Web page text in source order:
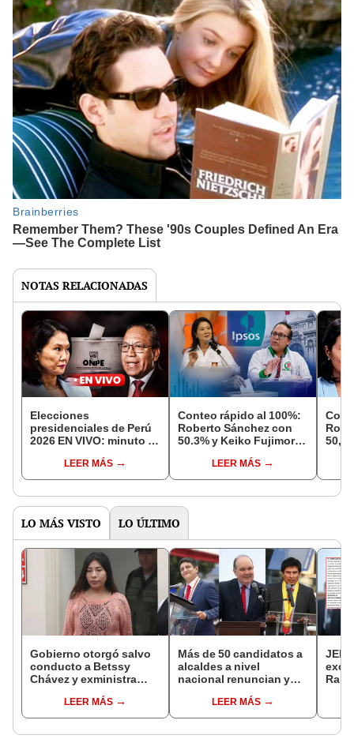
NOTAS RELACIONADAS
Elecciones
presidenciales de Perú
2026 EN VIVO: minuto a
vuelta entre Keiko
Fujimori y Roberto
LEER MÁS
Conteo rápido al 100%:
Roberto Sánchez con
50.3% y Keiko Fujimori
LEER MÁS
LO MÁS VISTO LO ÚLTIMO
Gobierno otorgó salvo
conducto a Betssy
Chávez y exministra
madrugadaLEER MÁS
Más de 50 candidatos a
alcaldes a nivel
nacional renuncian y
encubiertaLEER MÁS
JEE